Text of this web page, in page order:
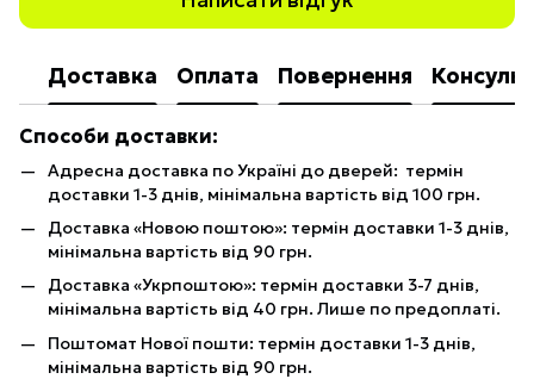
Доставка Оплата Повернення
Способи доставки:
Адресна доставка по Україні до дверей: термін
доставки 1-3 днів, мінімальна вартість від 100 грн.
Доставка «Новою поштою»: термін доставки 1-3 днів,
мінімальна вартість від 90 грн.
Доставка «Укрпоштою»: термін доставки 3-7 днів,
мінімальна вартість від 40 грн. Лише по предоплаті.
Поштомат Нової пошти: термін доставки 1-3 днів,
мінімальна вартість від 90 грн.